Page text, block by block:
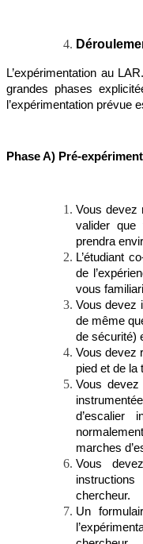
L’expérimentation au
grandes phases
l’expérimentation prévue
Phase A) Pré-
Vous devez
valider que
prendra
L’étudiant
de
vous
Vous devez
de même
de sécurité)
Vous devez
pied et de la
Vous
d’escalier
marches
Vous
chercheur.
Un